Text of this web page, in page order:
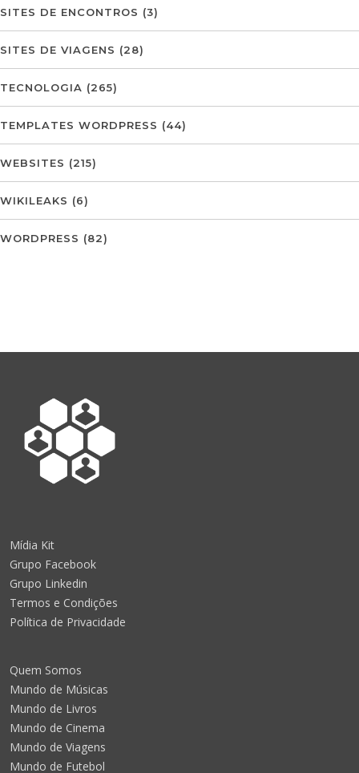
SITES DE ENCONTROS (3)
SITES DE VIAGENS (28)
TECNOLOGIA (265)
TEMPLATES WORDPRESS (44)
WEBSITES (215)
WIKILEAKS (6)
WORDPRESS (82)
Mídia Kit
Grupo Facebook
Grupo Linkedin
Termos e Condições
Política de Privacidade
Quem Somos
Mundo de Músicas
Mundo de Livros
Mundo de Cinema
Mundo de Viagens
Mundo de Futebol